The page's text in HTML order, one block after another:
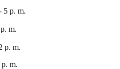
5 p. m.
m.
p. m.
m.